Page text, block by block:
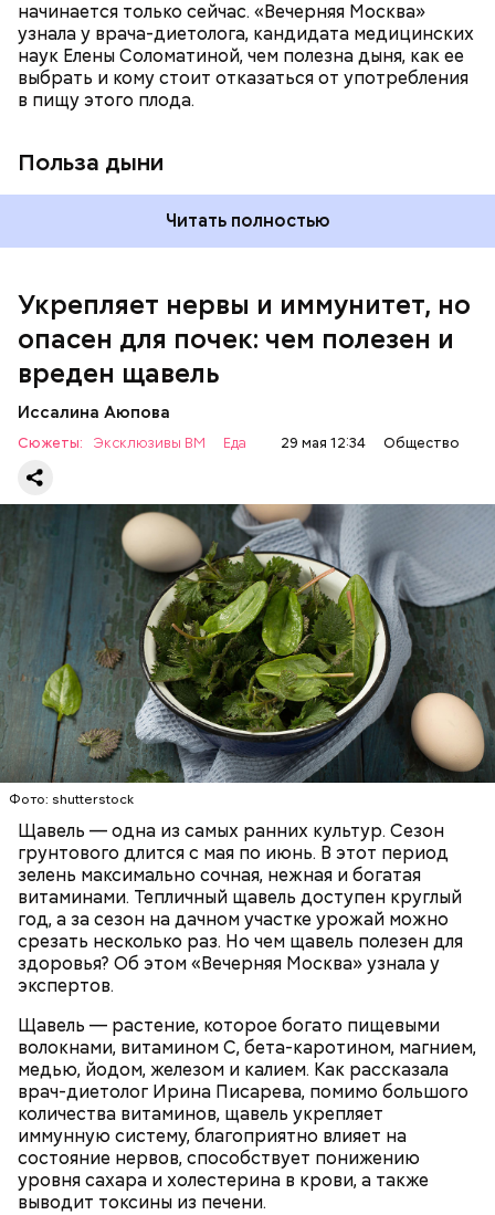
начинается только сейчас. «Вечерняя Москва»
узнала у врача-диетолога, кандидата медицинских
наук Елены Соломатиной, чем полезна дыня, как ее
выбрать и кому стоит отказаться от употребления
в пищу этого плода.
Польза дыни
спазмироваться.
Читать полностью
Укрепляет нервы и иммунитет, но
опасен для почек: чем полезен и
вреден щавель
Иссалина Аюпова
Сюжеты: Эксклюзивы ВМ Еда 29 мая 12:34 Общество
Фото: shutterstock
Щавель — одна из самых ранних культур. Сезон
грунтового длится с мая по июнь. В этот период
зелень максимально сочная, нежная и богатая
витаминами. Тепличный щавель доступен круглый
год, а за сезон на дачном участке урожай можно
срезать несколько раз. Но чем щавель полезен для
здоровья? Об этом «Вечерняя Москва» узнала у
экспертов.
Щавель — растение, которое богато пищевыми
волокнами, витамином С, бета-каротином, магнием,
медью, йодом, железом и калием. Как рассказала
врач-диетолог Ирина Писарева, помимо большого
количества витаминов, щавель укрепляет
иммунную систему, благоприятно влияет на
состояние нервов, способствует понижению
уровня сахара и холестерина в крови, а также
выводит токсины из печени.
Опасность же щавеля состоит в том, что он
содержит большое количество щавелевой кислоты,
которая может способствовать образованию
— Если человек уже болеет мочекаменной
болезнью, щавель ему не рекомендуется. При
артрите, гастрите, холецистите, синдроме
раздраженного кишечника, язвах и панкреатите
продукт тоже лучше исключить из рациона, —
предупредила врач. — Он может привести к
повышению кислотности желудка и раздражать
слизистые оболочки.
По мнению специалиста, здоровому человеку
достаточно включать щавель в рацион несколько
раз в месяц. В небольших количествах в свежем
ЗДОРОВЬЕ ВРАЧИ
РАСТЕНИЯ
ПРОДУКТЫ